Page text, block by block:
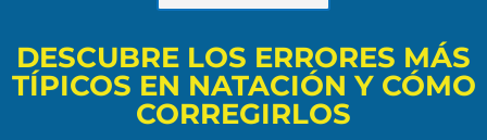
DESCUBRE LOS ERRORES MÁS
TÍPICOS EN NATACIÓN Y CÓMO
CORREGIRLOS